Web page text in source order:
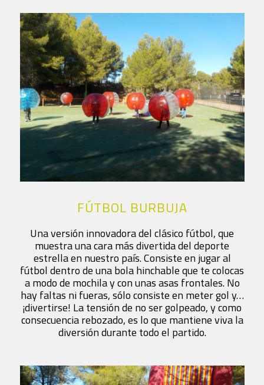
FÚTBOL BURBUJA
Una versión innovadora del clásico fútbol, que
muestra una cara más divertida del deporte
estrella en nuestro país. Consiste en jugar al
fútbol dentro de una bola hinchable que te colocas
a modo de mochila y con unas asas frontales. No
hay faltas ni fueras, sólo consiste en meter gol y…
¡divertirse! La tensión de no ser golpeado, y como
consecuencia rebozado, es lo que mantiene viva la
diversión durante todo el partido.